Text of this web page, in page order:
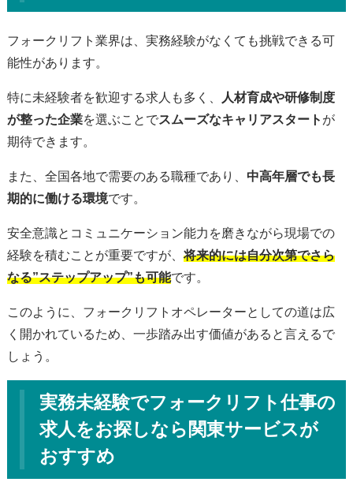
フォークリフト業界は、実務経験がなくても挑戦できる可
能性があります。
特に未経験者を歓迎する求人も多く、
人材育成や研修制度
が整った企業を選ぶことでスムーズなキャリアスタート が
期待できます。
また、全国各地で需要のある職種であり、 中高年層でも長
期的に働ける環境です。
安全意識とコミュニケーション能力を磨きながら現場での
経験を積むことが重要ですが、将来的には自分次第でさら
なる”ステップアップ”も可能です。
このように、フォークリフトオペレーターとしての道は広
く開かれているため、一歩踏み出す価値があると言えるで
しょう。
実務未経験でフォークリフト仕事の
求人をお探しなら関東サービスが
おすすめ